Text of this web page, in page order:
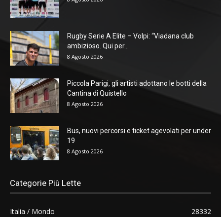
Rugby Serie A Elite – Volpi: “Viadana club
ambizioso. Qui per...
8 Agosto 2026
Piccola Parigi, gli artisti adottano le botti della
Cantina di Quistello
8 Agosto 2026
Bus, nuovi percorsi e ticket agevolati per under
19
8 Agosto 2026
Categorie Più Lette
Italia / Mondo
28332